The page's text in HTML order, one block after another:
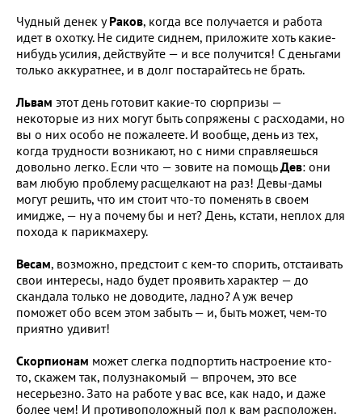
Чудный денек уРаков, когда все получается и работа
идет в охотку. Не сидите сиднем, приложите хоть какие-
нибудь усилия, действуйте — и все получится! С деньгами
только аккуратнее, и в долг постарайтесь не брать.
Львам этот день готовит какие-то сюрпризы —
некоторые из них могут быть сопряжены с расходами, но
вы о них особо не пожалеете. И вообще, день из тех,
когда трудности возникают, но с ними справляешься
довольно легко. Если что — зовите на помощьДев: они
вам любую проблему расщелкают на раз! Девы-дамы
могут решить, что им стоит что-то поменять в своем
имидже, — ну а почему бы и нет? День, кстати, неплох для
похода к парикмахеру.
Весам, возможно, предстоит с кем-то спорить, отстаивать
свои интересы, надо будет проявить характер — до
скандала только не доводите, ладно? А уж вечер
поможет обо всем этом забыть — и, быть может, чем-то
приятно удивит!
Скорпионам может слегка подпортить настроение кто-
то, скажем так, полузнакомый — впрочем, это все
несерьезно. Зато на работе у вас все, как надо, и даже
более чем! И противоположный пол к вам расположен.